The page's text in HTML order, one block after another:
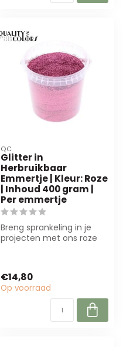
QC
Glitter in
Herbruikbaar
Emmertje | Kleur: Roze
| Inhoud 400 gram |
Per emmertje
Breng sprankeling in je
projecten met ons roze
€14,80
Op voorraad